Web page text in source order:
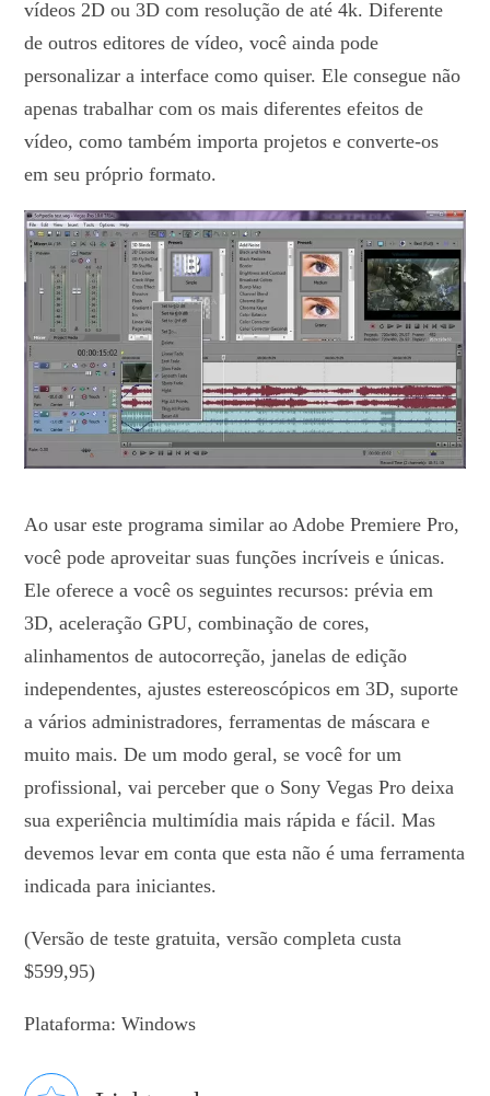
vídeos 2D ou 3D com resolução de até 4k. Diferente
de outros editores de vídeo, você ainda pode
personalizar a interface como quiser. Ele consegue não
apenas trabalhar com os mais diferentes efeitos de
vídeo, como também importa projetos e converte-os
em seu próprio formato.
Ao usar este programa similar ao Adobe Premiere Pro,
você pode aproveitar suas funções incríveis e únicas.
Ele oferece a você os seguintes recursos: prévia em
3D, aceleração GPU, combinação de cores,
alinhamentos de autocorreção, janelas de edição
independentes, ajustes estereoscópicos em 3D, suporte
a vários administradores, ferramentas de máscara e
muito mais. De um modo geral, se você for um
profissional, vai perceber que o Sony Vegas Pro deixa
sua experiência multimídia mais rápida e fácil. Mas
devemos levar em conta que esta não é uma ferramenta
indicada para iniciantes.
(Versão de teste gratuita, versão completa custa
$599,95)
Plataforma: Windows